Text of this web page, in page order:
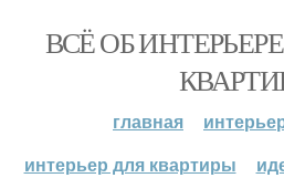
ВСЁ ОБ
главная
интерьер для квартиры